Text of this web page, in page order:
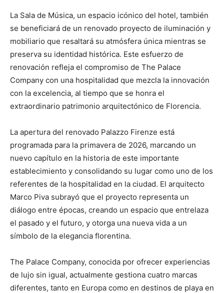
La Sala de Música, un espacio icónico del hotel, también
se beneficiará de un renovado proyecto de iluminación y
mobiliario que resaltará su atmósfera única mientras se
preserva su identidad histórica. Este esfuerzo de
renovación refleja el compromiso de The Palace
Company con una hospitalidad que mezcla la innovación
con la excelencia, al tiempo que se honra el
extraordinario patrimonio arquitectónico de Florencia.
La apertura del renovado Palazzo Firenze está
programada para la primavera de 2026, marcando un
nuevo capítulo en la historia de este importante
establecimiento y consolidando su lugar como uno de los
referentes de la hospitalidad en la ciudad. El arquitecto
Marco Piva subrayó que el proyecto representa un
diálogo entre épocas, creando un espacio que entrelaza
el pasado y el futuro, y otorga una nueva vida a un
símbolo de la elegancia florentina.
The Palace Company, conocida por ofrecer experiencias
de lujo sin igual, actualmente gestiona cuatro marcas
diferentes, tanto en Europa como en destinos de playa en